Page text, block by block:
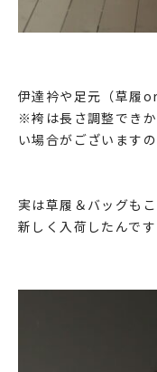
伊達衿や足元（草履
※袴は長さ調整でき
い場合がございます
実は草履＆バッグも
新しく入荷したんです